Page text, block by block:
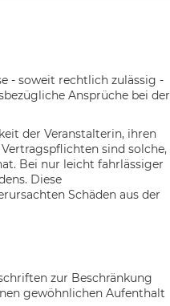
- soweit rechtlich zulässig -
Ansprüche bei der
der Veranstalterin, ihren
sind solche,
Bei nur leicht fahrlässiger
Diese
Schäden aus der
zur Beschränkung
gewöhnlichen Aufenthalt